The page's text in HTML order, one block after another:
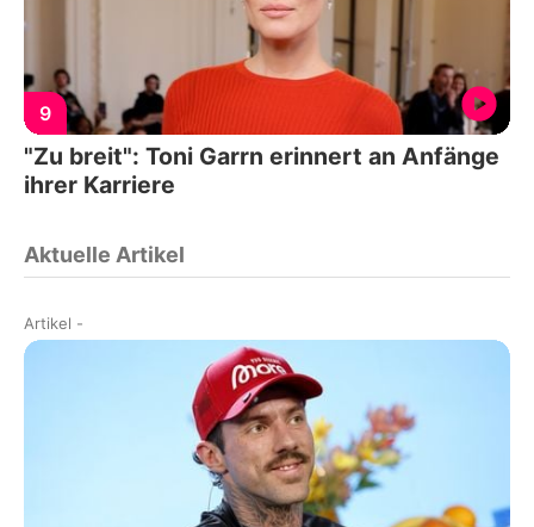
9
"Zu breit": Toni Garrn erinnert an Anfänge
ihrer Karriere
Aktuelle Artikel
Artikel -